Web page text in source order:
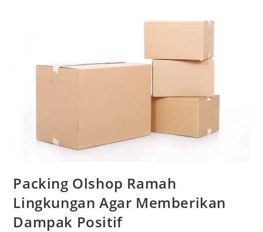
Packing Olshop Ramah
Lingkungan Agar Memberikan
Dampak Positif